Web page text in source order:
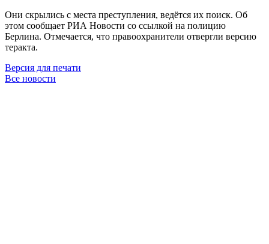
Они скрылись с места преступления, ведётся их поиск. Об
этом сообщает РИА Новости со ссылкой на полицию
Берлина. Отмечается, что правоохранители отвергли версию
теракта.
Версия для печати
Все новости